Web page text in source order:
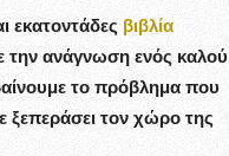
εκατοντάδες βιβλία
την ανάγνωση ενός καλού
το πρόβλημα που
ξεπεράσει τον χώρο της